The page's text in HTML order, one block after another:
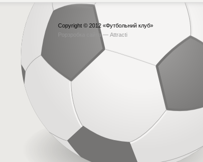
Copyright © 2012 «Футбольний клуб»
Рорзробка сайта — Attracti